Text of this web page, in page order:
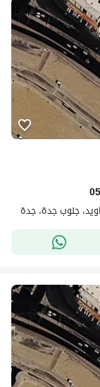
جنوب جدة، جدة